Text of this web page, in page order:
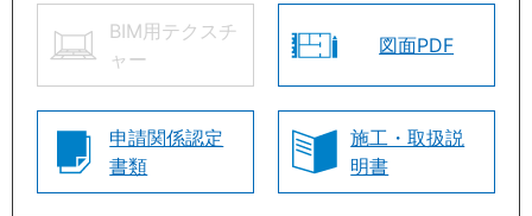
BIM用テクスチ
ャー
図面PDF
申請関係認定
書類
施工・取扱説
明書